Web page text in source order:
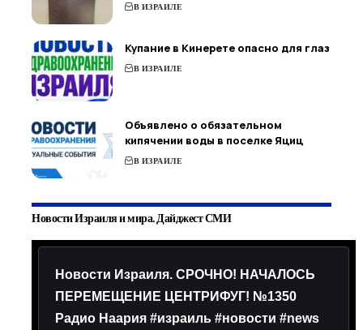
В ИЗРАИЛЕ
Купание в Кинерете опасно для глаз
В ИЗРАИЛЕ
Объявлено о обязательном
кипячении воды в поселке Яциц
В ИЗРАИЛЕ
Новости Израиля и мира. Дайджест СМИ